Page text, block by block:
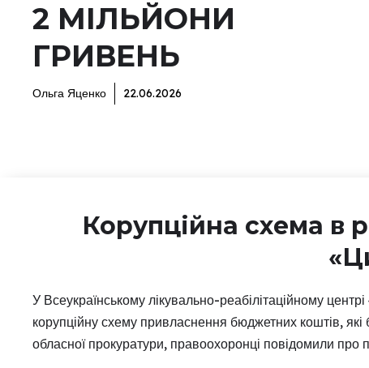
2 МІЛЬЙОНИ
ГРИВЕНЬ
Ольга Яценко 22.06.2026
Корупційна схема в
У Всеукраїнському лікувально-реабілітаційному
корупційну схему привласнення бюджетних коштів,
обласної прокуратури, правоохоронці повідомили про